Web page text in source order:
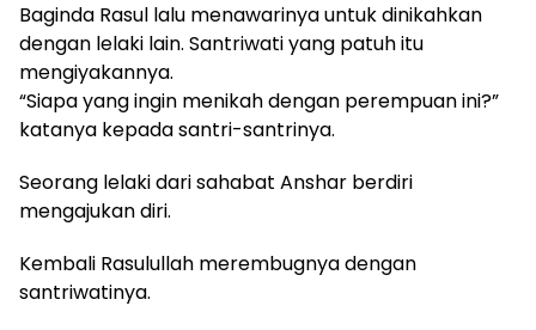
Baginda Rasul lalu menawarinya untuk dinikahkan
dengan lelaki lain. Santriwati yang patuh itu
mengiyakannya.
“Siapa yang ingin menikah dengan perempuan ini?”
katanya kepada santri-santrinya.
Seorang lelaki dari sahabat Anshar berdiri
mengajukan diri.
Kembali Rasulullah merembugnya dengan
santriwatinya.